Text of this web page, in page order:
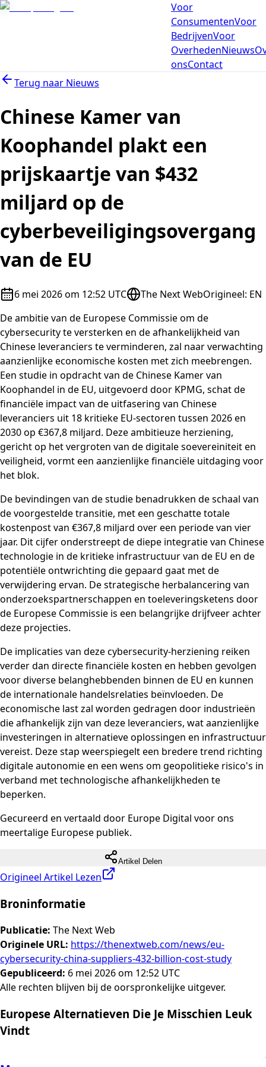
Voor
ConsumentenVoor
BedrijvenVoor
OverhedenNieuws
onsContact
Terug naar Nieuws
Chinese Kamer van
Koophandel plakt een
prijskaartje van $432
miljard op de
cyberbeveiligingsovergang
van de EU
6 mei 2026 om 12:52 UTC The Next WebOrigineel: EN
De ambitie van de Europese Commissie om de
cybersecurity te versterken en de afhankelijkheid van
Chinese leveranciers te verminderen, zal naar verwachting
aanzienlijke economische kosten met zich meebrengen.
Een studie in opdracht van de Chinese Kamer van
Koophandel in de EU, uitgevoerd door KPMG, schat de
financiële impact van de uitfasering van Chinese
leveranciers uit 18 kritieke EU-sectoren tussen 2026 en
2030 op €367,8 miljard. Deze ambitieuze herziening,
gericht op het vergroten van de digitale soevereiniteit en
veiligheid, vormt een aanzienlijke financiële uitdaging voor
het blok.
De bevindingen van de studie benadrukken de schaal van
de voorgestelde transitie, met een geschatte totale
kostenpost van €367,8 miljard over een periode van vier
jaar. Dit cijfer onderstreept de diepe integratie van Chinese
technologie in de kritieke infrastructuur van de EU en de
potentiële ontwrichting die gepaard gaat met de
verwijdering ervan. De strategische herbalancering van
onderzoekspartnerschappen en toeleveringsketens door
de Europese Commissie is een belangrijke drijfveer achter
deze projecties.
De implicaties van deze cybersecurity-herziening reiken
verder dan directe financiële kosten en hebben gevolgen
voor diverse belanghebbenden binnen de EU en kunnen
de internationale handelsrelaties beïnvloeden. De
economische last zal worden gedragen door industrieën
die afhankelijk zijn van deze leveranciers, wat aanzienlijke
investeringen in alternatieve oplossingen en infrastructuur
vereist. Deze stap weerspiegelt een bredere trend richting
digitale autonomie en een wens om geopolitieke risico's in
verband met technologische afhankelijkheden te
beperken.
Gecureerd en vertaald door Europe Digital voor ons
meertalige Europese publiek.
Artikel Delen
Origineel Artikel Lezen
Broninformatie
Publicatie: The Next Web
Originele URL: https://thenextweb.com/news/eu-
cybersecurity-china-suppliers-432-billion-cost-study
Gepubliceerd: 6 mei 2026 om 12:52 UTC
Alle rechten blijven bij de oorspronkelijke uitgever.
Europese Alternatieven Die Je Misschien Leuk
Vindt